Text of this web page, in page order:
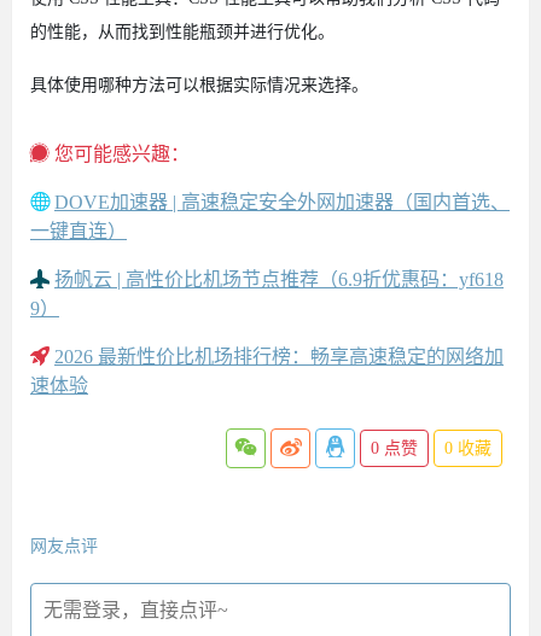
的性能，从而找到性能瓶颈并进行优化。
具体使用哪种方法可以根据实际情况来选择。
您可能感兴趣：
DOVE加速器 | 高速稳定安全外网加速器（国内首选、
一键直连）
扬帆云 | 高性价比机场节点推荐（6.9折优惠码：yf618
9）
2026 最新性价比机场排行榜：畅享高速稳定的网络加
速体验
0 点赞 0 收藏
网友点评